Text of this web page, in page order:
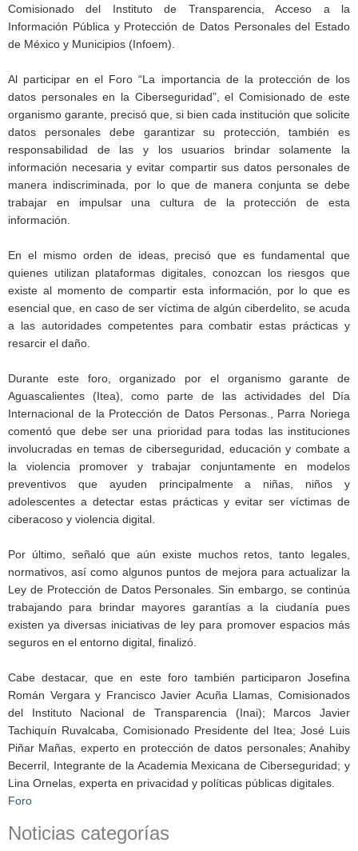
Comisionado del Instituto de Transparencia, Acceso a la
Información Pública y Protección de Datos Personales del Estado
de México y Municipios (Infoem).
Al participar en el Foro “La importancia de la protección de los
datos personales en la Ciberseguridad”, el Comisionado de este
organismo garante, precisó que, si bien cada institución que solicite
datos personales debe garantizar su protección, también es
responsabilidad de las y los usuarios brindar solamente la
información necesaria y evitar compartir sus datos personales de
manera indiscriminada, por lo que de manera conjunta se debe
trabajar en impulsar una cultura de la protección de esta
información.
En el mismo orden de ideas, precisó que es fundamental que
quienes utilizan plataformas digitales, conozcan los riesgos que
existe al momento de compartir esta información, por lo que es
esencial que, en caso de ser víctima de algún ciberdelito, se acuda
a las autoridades competentes para combatir estas prácticas y
resarcir el daño.
Durante este foro, organizado por el organismo garante de
Aguascalientes (Itea), como parte de las actividades del Día
Internacional de la Protección de Datos Personas., Parra Noriega
comentó que debe ser una prioridad para todas las instituciones
involucradas en temas de ciberseguridad, educación y combate a
la violencia promover y trabajar conjuntamente en modelos
preventivos que ayuden principalmente a niñas, niños y
adolescentes a detectar estas prácticas y evitar ser víctimas de
ciberacoso y violencia digital.
Por último, señaló que aún existe muchos retos, tanto legales,
normativos, así como algunos puntos de mejora para actualizar la
Ley de Protección de Datos Personales. Sin embargo, se continúa
trabajando para brindar mayores garantías a la ciudanía pues
existen ya diversas iniciativas de ley para promover espacios más
seguros en el entorno digital, finalizó.
Cabe destacar, que en este foro también participaron Josefina
Román Vergara y Francisco Javier Acuña Llamas, Comisionados
del Instituto Nacional de Transparencia (Inai); Marcos Javier
Tachiquín Ruvalcaba, Comisionado Presidente del Itea; José Luis
Piñar Mañas, experto en protección de datos personales; Anahiby
Becerril, Integrante de la Academia Mexicana de Ciberseguridad; y
Lina Ornelas, experta en privacidad y políticas públicas digitales.
Foro
Noticias categorías